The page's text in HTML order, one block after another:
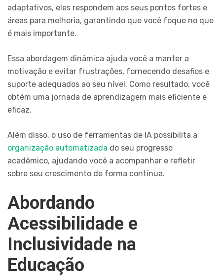
adaptativos, eles respondem aos seus pontos fortes e
áreas para melhoria, garantindo que você foque no que
é mais importante.
Essa abordagem dinâmica ajuda você a manter a
motivação e evitar frustrações, fornecendo desafios e
suporte adequados ao seu nível. Como resultado, você
obtém uma jornada de aprendizagem mais eficiente e
eficaz.
Além disso, o uso de ferramentas de IA possibilita a
organização automatizada do seu progresso
acadêmico, ajudando você a acompanhar e refletir
sobre seu crescimento de forma contínua.
Abordando
Acessibilidade e
Inclusividade na
Educação